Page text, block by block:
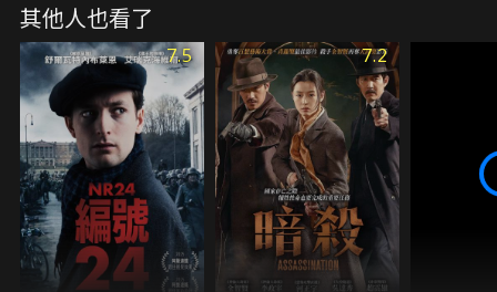
僅剩24小時，攸關朝鮮半島歷史與命運的「鐵鉻行
動」就此展開！
其他人也看了
7.5 7.2